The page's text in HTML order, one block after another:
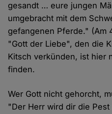
gesandt … eure jungen
umgebracht mit dem
gefangenen Pferde." (Am
"Gott der Liebe", den die
Kitsch verkünden, ist hier
finden.
Wer Gott nicht gehorcht,
"Der Herr wird dir die